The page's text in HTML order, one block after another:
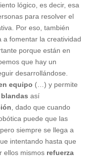
lógico, es decir, esa
para resolver el
Por eso, también
a fomentar la creatividad
porque están en
que hay un
desarrollándose.
equipo (…) y permite
así
, dado que cuando
puede que las
siempre se llega a
intentando hasta que
ellos mismos refuerza